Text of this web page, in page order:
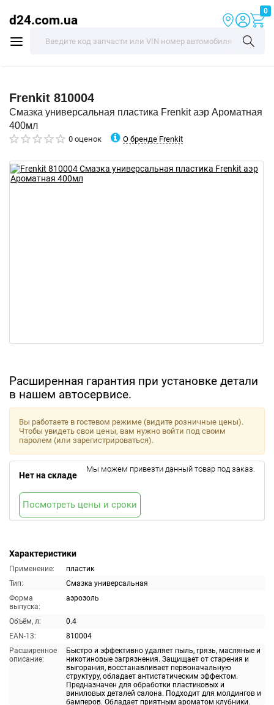
d24.com.ua
0
Frenkit 810004
Смазка универсальная пластика Frenkit аэр Ароматная
400мл
0 оценок О бренде Frenkit
Расширенная гарантия при установке детали
в нашем автосервисе.
Характеристики
Применение:
пластик
Тип:
Смазка универсальная
Форма
выпуска:
аэрозоль
Объём, л:
0.4
EAN-13:
810004
Расширенное
описание:
Быстро и эффективно удаляет пыль, грязь, масляные и
никотиновые загрязнения. Защищает от старения и
выгорания, восстанавливает первоначальную
структуру, обладает антистатическим эффектом.
Предназначен для обработки пластиковых и
виниловых деталей салона. Подходит для молдингов и
бамперов. Обладает приятным ароматом клубники.
Вы работаете в гостевом режиме (видите розничные цены).
Чтобы увидеть свои цены, вам нужно войти под своим
паролем (или зарегистрироваться).
Нет на складе
Мы можем привезти данный товар под заказ.
Посмотреть цены и сроки